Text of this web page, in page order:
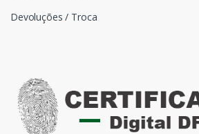
Devoluções / Troca